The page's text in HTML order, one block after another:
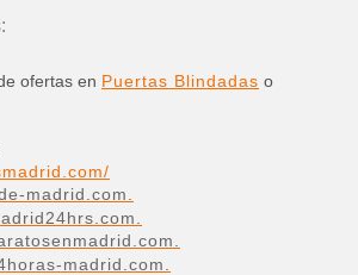
ofertas en Puertas Blindadas o
madrid.com.
madrid.com.